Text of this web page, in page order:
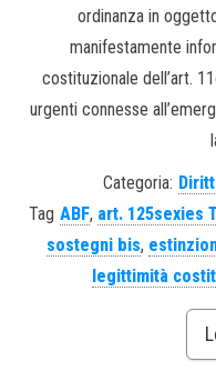
ordinanza in
manifestamente
costituzionale dell’art.
urgenti connesse
Categoria:
Tag ABF, art. 125sexies
sostegni bis,
legittimità